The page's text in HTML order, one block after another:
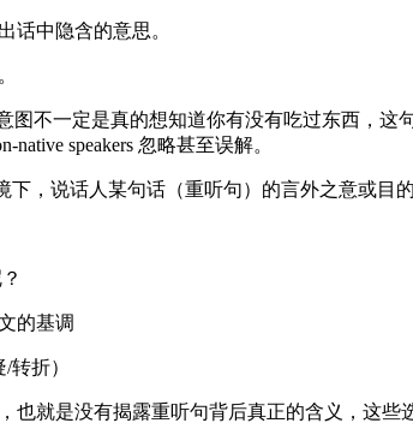
中隐含的意思。
不一定是真的想知道你有没有吃过东西，这
speakers 忽略甚至误解。
，说话人某句话（重听句）的言外之意或目的
的基调
折）
就是没有揭露重听句背后真正的含义，这些